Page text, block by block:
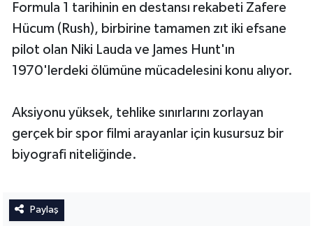
Formula 1 tarihinin en destansı rekabeti Zafere
Hücum (Rush), birbirine tamamen zıt iki efsane
pilot olan Niki Lauda ve James Hunt'ın
1970'lerdeki ölümüne mücadelesini konu alıyor.
Aksiyonu yüksek, tehlike sınırlarını zorlayan
gerçek bir spor filmi arayanlar için kusursuz bir
biyografi niteliğinde.
Paylaş